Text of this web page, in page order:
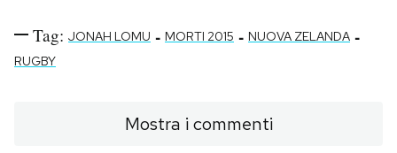
Tag: JONAH LOMU - MORTI 2015 - NUOVA ZELANDA -
RUGBY
Mostra i commenti